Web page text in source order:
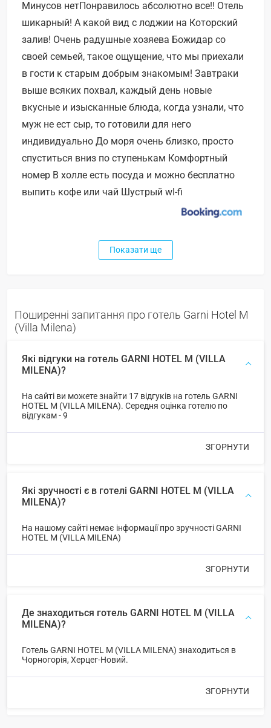
Минусов нетПонравилось абсолютно все!! Отель
шикарный! А какой вид с лоджии на Которский
залив! Очень радушные хозяева Божидар со
своей семьей, такое ощущение, что мы приехали
в гости к старым добрым знакомым! Завтраки
выше всяких похвал, каждый день новые
вкусные и изысканные блюда, когда узнали, что
муж не ест сыр, то готовили для него
индивидуально До моря очень близко, просто
спуститься вниз по ступенькам Комфортный
номер В холле есть посуда и можно бесплатно
выпить кофе или чай Шустрый wI-fi
Показати ще
Поширенні запитання про готель Garni Hotel M
(Villa Milena)
Які відгуки на готель GARNI HOTEL M (VILLA
MILENA)?
На сайті ви можете знайти 17 відгуків на готель GARNI
HOTEL M (VILLA MILENA). Середня оцінка готелю по
відгукам - 9
ЗГОРНУТИ
Які зручності є в готелі GARNI HOTEL M (VILLA
MILENA)?
На нашому сайті немає інформації про зручності GARNI
HOTEL M (VILLA MILENA)
ЗГОРНУТИ
Де знаходиться готель GARNI HOTEL M (VILLA
MILENA)?
Готель GARNI HOTEL M (VILLA MILENA) знаходиться в
Чорногорія, Херцег-Новий.
ЗГОРНУТИ